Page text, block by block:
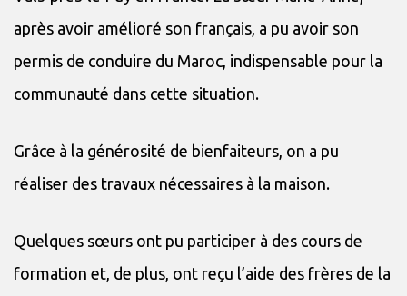
après avoir amélioré son français, a pu avoir son
permis de conduire du Maroc, indispensable pour la
communauté dans cette situation.
Grâce à la générosité de bienfaiteurs, on a pu
réaliser des travaux nécessaires à la maison.
Quelques sœurs ont pu participer à des cours de
formation et, de plus, ont reçu l’aide des frères de la